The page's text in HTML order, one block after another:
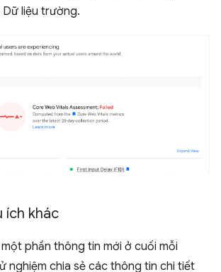
liệu trường.
ích khác
phần thông tin mới ở cuối mỗi
nghiệm chia sẻ các thông tin chi tiết